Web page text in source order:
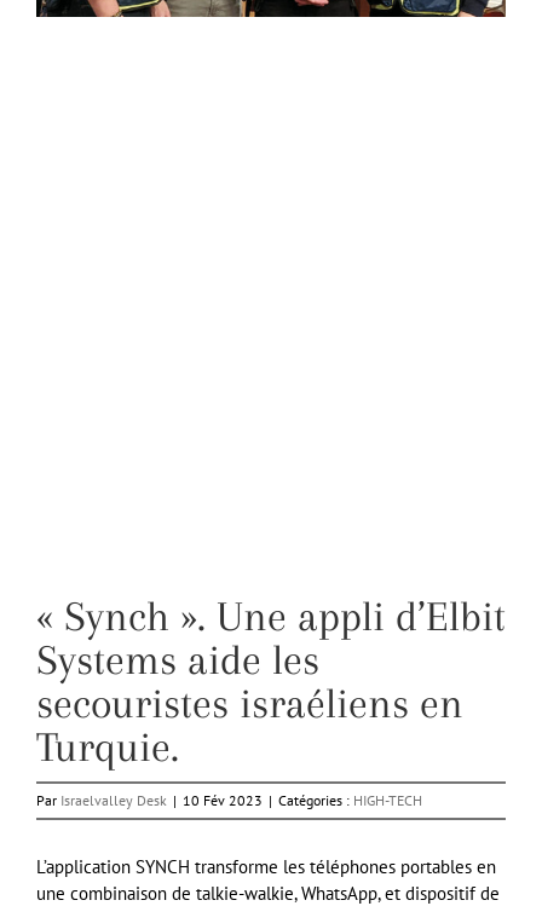
« Synch ». Une appli d’Elbit
Systems aide les
secouristes israéliens en
Turquie.
Par Israelvalley Desk | 10 Fév 2023 | Catégories : HIGH-TECH
L’application SYNCH transforme les téléphones portables en
une combinaison de talkie-walkie, WhatsApp, et dispositif de